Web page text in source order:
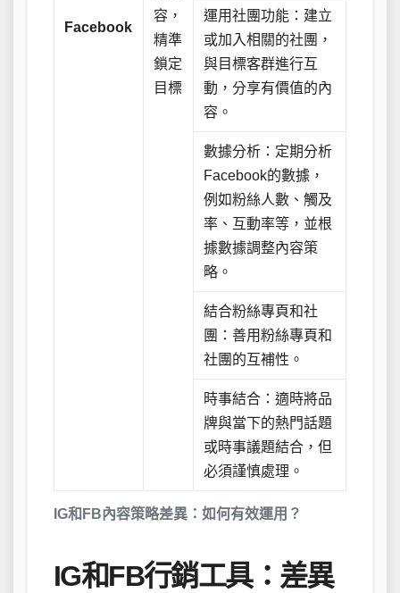
IG和FB內容策略差異：如何有效運用？
Facebook
容，
精準
鎖定
目標
運用社團功能：建立
或加入相關的社團，
與目標客群進行互
動，分享有價值的內
容。
數據分析：定期分析
Facebook的數據，
例如粉絲人數、觸及
率、互動率等，並根
據數據調整內容策
略。
結合粉絲專頁和社
團：善用粉絲專頁和
社團的互補性。
時事結合：適時將品
牌與當下的熱門話題
或時事議題結合，但
必須謹慎處理。
IG和FB行銷工具：差異